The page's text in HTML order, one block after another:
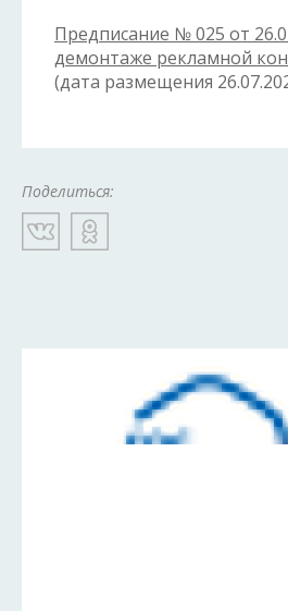
Предписание № 025 от
демонтаже рекламной
(дата размещения
Поделиться: